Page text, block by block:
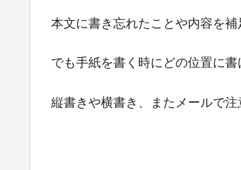
本文に書き忘れたことや内容を補
でも手紙を書く時にどの位置に書
縦書きや横書き、またメールで